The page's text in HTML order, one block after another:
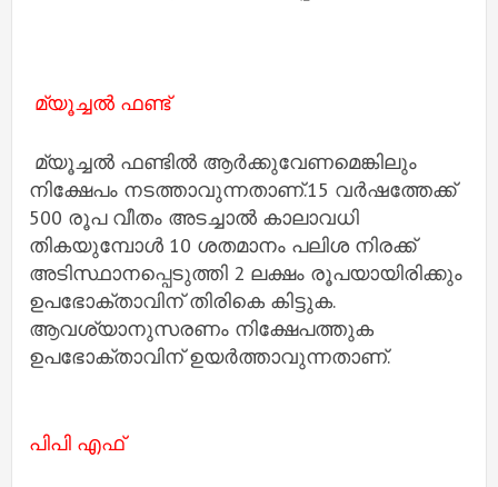
മ്യൂച്ചൽ ഫണ്ട്
മ്യൂച്ചൽ ഫണ്ടിൽ ആർക്കുവേണമെങ്കിലും
നിക്ഷേപം നടത്താവുന്നതാണ്.15 വര്‍ഷത്തേക്ക്
500 രൂപ വീതം അടച്ചാല്‍ കാലാവധി
തികയുമ്പോൾ 10 ശതമാനം പലിശ നിരക്ക്
അടിസ്ഥാനപ്പെടുത്തി 2 ലക്ഷം രൂപയായിരിക്കും
ഉപഭോക്താവിന് തിരികെ കിട്ടുക.
ആവശ്യാനുസരണം നിക്ഷേപത്തുക
ഉപഭോക്താവിന് ഉയർത്താവുന്നതാണ്.
പിപി എഫ്